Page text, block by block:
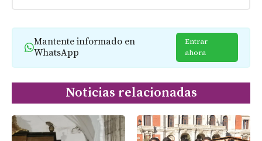
Mantente informado en
WhatsApp
Entrar
ahora
Noticias relacionadas